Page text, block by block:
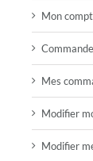
Mon
Mes
Modifier
Modifier